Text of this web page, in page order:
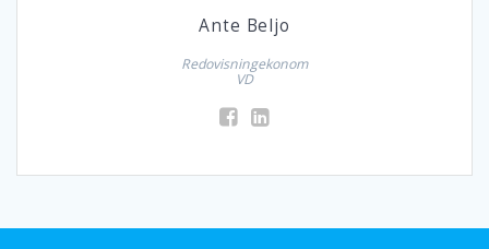
Ante Beljo
Redovisningekonom
VD